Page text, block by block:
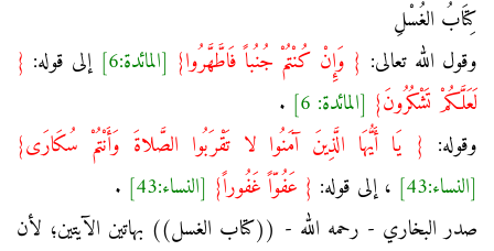
كِتَابُ الغُسْلِ
وقول الله تعالى: { وَإِنْ كُنْتُمْ جُنُباً فَاطَّهَّرُوا} [المائدة:6] إلى قوله: {
لَعَلَّكُمْ تَشْكُرُونَ} [المائدة: 6]
.
وقوله: { يَا أَيُّهَا الَّذِينَ آمَنُوا لا تَقْرَبُوا الصَّلاةَ وَأَنْتُمْ سُكَارَى}
[النساء:43]
، إلى قوله: { عَفُوّاً غَفُوراً} [النساء:43]
.
صدر البخاري - رحمه الله - ((كتاب الغسل)) بهاتين الآيتين؛ لأن